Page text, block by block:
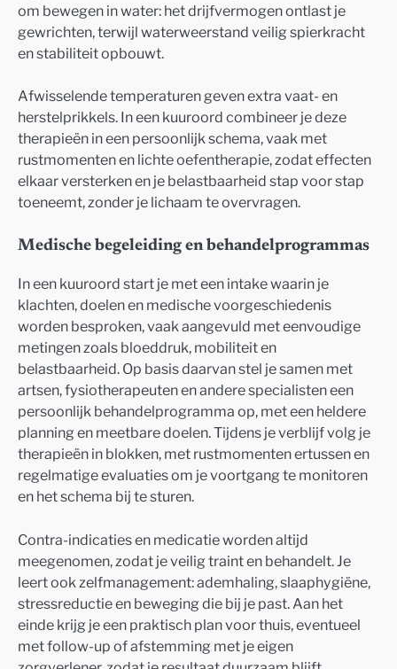
om bewegen in water: het drijfvermogen ontlast je
gewrichten, terwijl waterweerstand veilig spierkracht
en stabiliteit opbouwt.
Afwisselende temperaturen geven extra vaat- en
herstelprikkels. In een kuuroord combineer je deze
therapieën in een persoonlijk schema, vaak met
rustmomenten en lichte oefentherapie, zodat effecten
elkaar versterken en je belastbaarheid stap voor stap
toeneemt, zonder je lichaam te overvragen.
Medische begeleiding en behandelprogrammas
In een kuuroord start je met een intake waarin je
klachten, doelen en medische voorgeschiedenis
worden besproken, vaak aangevuld met eenvoudige
metingen zoals bloeddruk, mobiliteit en
belastbaarheid. Op basis daarvan stel je samen met
artsen, fysiotherapeuten en andere specialisten een
persoonlijk behandelprogramma op, met een heldere
planning en meetbare doelen. Tijdens je verblijf volg je
therapieën in blokken, met rustmomenten ertussen en
regelmatige evaluaties om je voortgang te monitoren
en het schema bij te sturen.
Contra-indicaties en medicatie worden altijd
meegenomen, zodat je veilig traint en behandelt. Je
leert ook zelfmanagement: ademhaling, slaaphygiëne,
stressreductie en beweging die bij je past. Aan het
einde krijg je een praktisch plan voor thuis, eventueel
met follow-up of afstemming met je eigen